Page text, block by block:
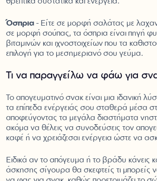
Όσπρια - Είτε σε μορφή σαλάτας με
σε μορφή σούπας, τα όσπρια είναι πηγή
βιταμινών και ιχνοστοιχείων που τα
επιλογή για το μεσημεριανό σου γεύμα.
Τι να παραγγείλω να φάω για
Το απογευματινό σνακ είναι μια ιδανική
τα επίπεδα ενέργειάς σου σταθερά μέσα
αποφεύγοντας τα μεγάλα διαστήματα
ακόμα να θέλεις να συνοδεύσεις τον
καφέ ή να χρειάζεσαι ενέργεια ώστε να
Ειδικά αν το απόγευμα ή το βράδυ κάνεις
άσκησης σίγουρα θα σκεφτείς τι μπορείς